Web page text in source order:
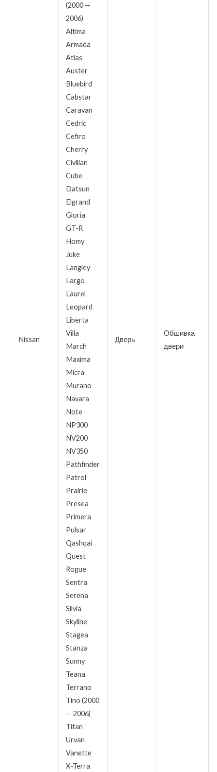
Nissan
(2000 —
2006)
Altima
Armada
Atlas
Auster
Bluebird
Cabstar
Caravan
Cedric
Cefiro
Cherry
Civilian
Cube
Datsun
Elgrand
Gloria
GT-R
Homy
Juke
Langley
Largo
Laurel
Leopard
Liberta
Villa
March
Maxima
Micra
Murano
Navara
Note
NP300
NV200
NV350
Pathfinder
Patrol
Prairie
Presea
Primera
Pulsar
Qashqai
Quest
Rogue
Sentra
Serena
Silvia
Skyline
Stagea
Stanza
Sunny
Teana
Terrano
Tino (2000
— 2006)
Titan
Urvan
Vanette
X-Terra
Дверь
Обшивка
двери